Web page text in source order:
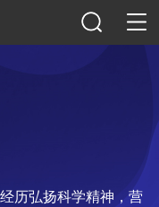
历弘扬科学精神，营